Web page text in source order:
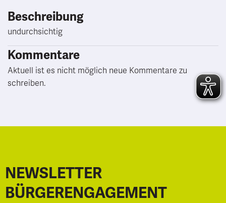
Beschreibung
undurchsichtig
Kommentare
Aktuell ist es nicht möglich neue Kommentare zu
schreiben.
NEWSLETTER
BÜRGERENGAGEMENT